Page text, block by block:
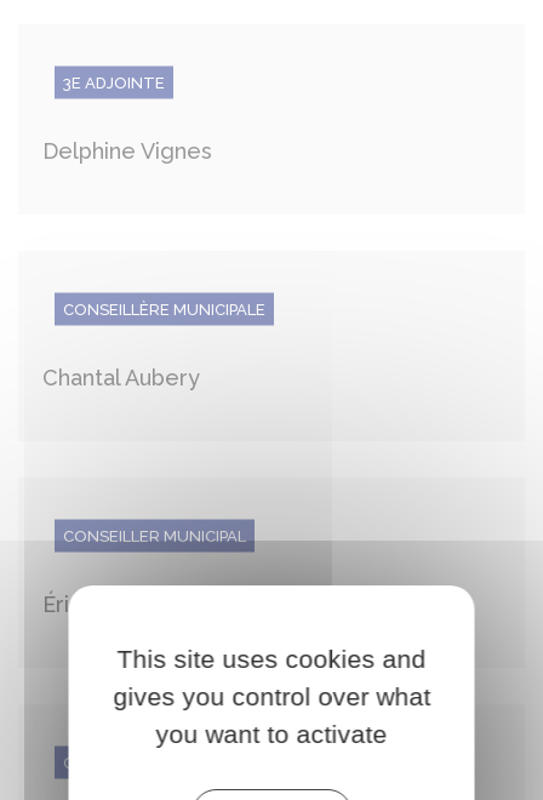
3E ADJOINTE
Delphine Vignes
CONSEILLÈRE MUNICIPALE
Chantal Aubery
CONSEILLER MUNICIPAL
Éric Bollard
CONSEILLER MUNICIPAL
This site uses cookies and
gives you control over what
you want to activate